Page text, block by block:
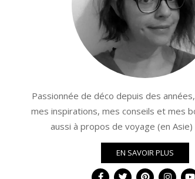
Passionnée de déco depuis des
mes inspirations, mes conseils et mes
aussi à propos de voyage (en
EN SAVOIR PLUS